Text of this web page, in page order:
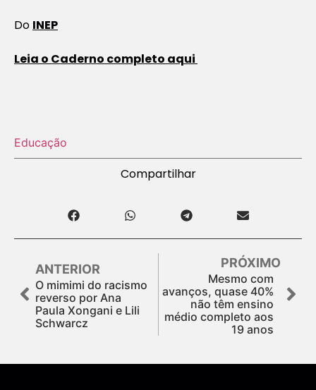
Do INEP
Leia o Caderno completo aqui
Educação
Compartilhar
ANTERIOR
O mimimi do racismo
reverso por Ana
Paula Xongani e Lili
Schwarcz
PRÓXIMO
Mesmo com
avanços, quase 40%
não têm ensino
médio completo aos
19 anos